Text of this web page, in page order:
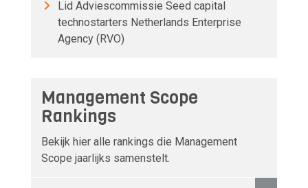
Lid Adviescommissie Seed capital
technostarters Netherlands Enterprise
Agency (RVO)
Management Scope
Rankings
Bekijk hier alle rankings die Management
Scope jaarlijks samenstelt.